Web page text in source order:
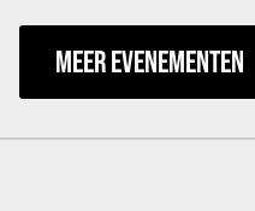
MEER EVENEMENTEN